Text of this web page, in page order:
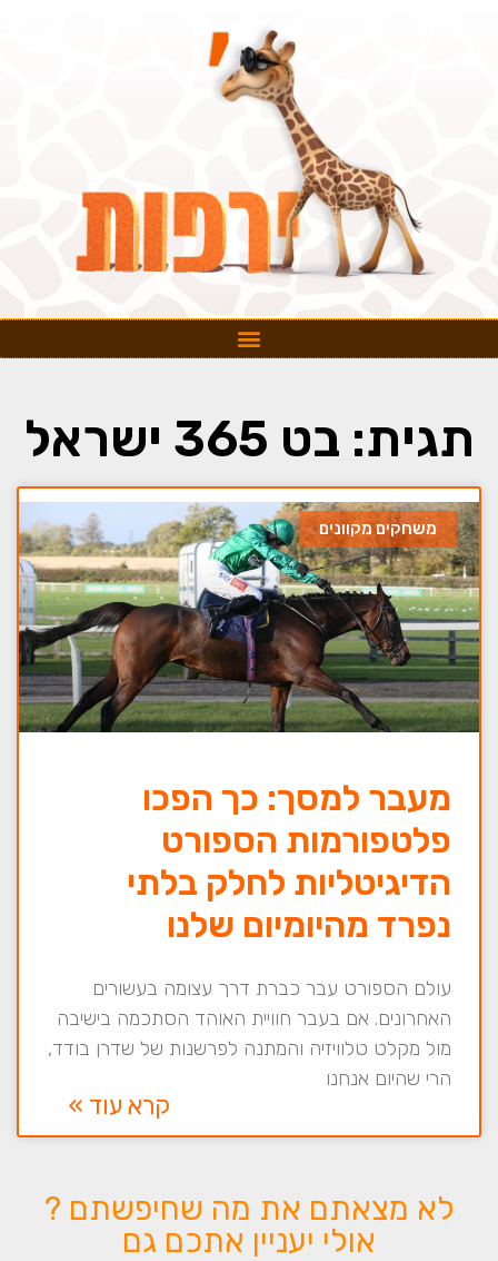
תגית: בט 365 ישראל
משחקים מקוונים
מעבר למסך: כך הפכו
פלטפורמות הספורט
הדיגיטליות לחלק בלתי
נפרד מהיומיום שלנו
עולם הספורט עבר כברת דרך עצומה בעשורים
האחרונים. אם בעבר חוויית האוהד הסתכמה בישיבה
מול מקלט טלוויזיה והמתנה לפרשנות של שדרן בודד,
הרי שהיום אנחנו
קרא עוד »
לא מצאתם את מה שחיפשתם ?
אולי יעניין אתכם גם